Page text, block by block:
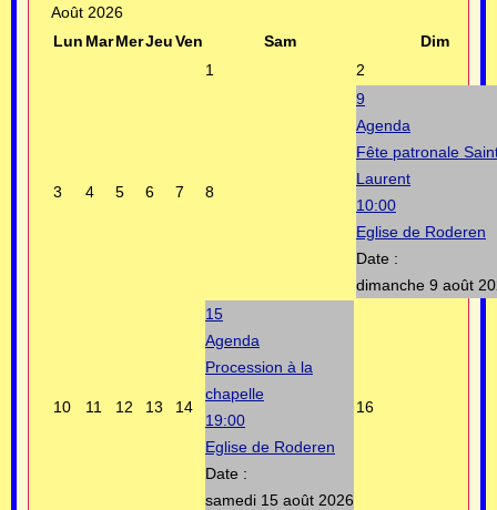
Août 2026
Lun MarMerJeuVen Sam
Dim
1
2
3 4 5 6 7 8
9
Agenda
Fête patronale
Laurent
10:00
Eglise de Roderen
Date :
dimanche 9 août
10 11 12 13 14
15
Agenda
Procession à la
chapelle
19:00
Eglise de Roderen
Date :
samedi 15 août 2026
16